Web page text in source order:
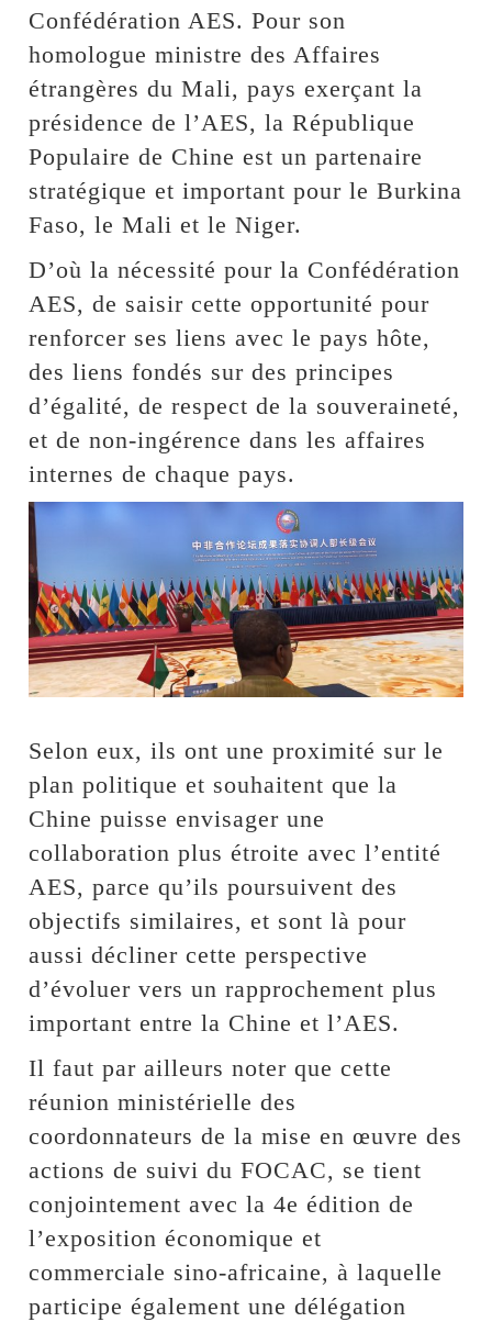
Confédération AES. Pour son
homologue ministre des Affaires
étrangères du Mali, pays exerçant la
présidence de l’AES, la République
Populaire de Chine est un partenaire
stratégique et important pour le Burkina
Faso, le Mali et le Niger.
D’où la nécessité pour la Confédération
AES, de saisir cette opportunité pour
renforcer ses liens avec le pays hôte,
des liens fondés sur des principes
d’égalité, de respect de la souveraineté,
et de non-ingérence dans les affaires
internes de chaque pays.
Selon eux, ils ont une proximité sur le
plan politique et souhaitent que la
Chine puisse envisager une
collaboration plus étroite avec l’entité
AES, parce qu’ils poursuivent des
objectifs similaires, et sont là pour
aussi décliner cette perspective
d’évoluer vers un rapprochement plus
important entre la Chine et l’AES.
Il faut par ailleurs noter que cette
réunion ministérielle des
coordonnateurs de la mise en œuvre des
actions de suivi du FOCAC, se tient
conjointement avec la 4e édition de
l’exposition économique et
commerciale sino-africaine, à laquelle
participe également une délégation